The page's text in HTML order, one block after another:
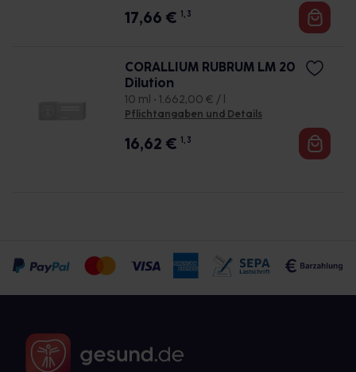
17,66 € 1, 3
CORALLIUM RUBRUM LM 20
Dilution
10 ml • 1.662,00 € / l
Pflichtangaben und Details
16,62 € 1, 3